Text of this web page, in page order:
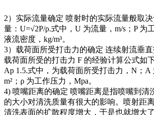
2）实际流量确定 喷射时的实际流量般取
量：U=√2P/ρ.式中，U 为流量，m/s；P 为
液流密度，kg/m³。
3）载荷面所受打击力的确定 连续射流垂直
载荷面所受的打击力 F 的经验计算公式如
Ap 1.5.式中，为载荷面所受打击力，N；A
m²；ρ 为工作压力，Mpa。
4) 喷嘴距离的确定 喷嘴距离是指喷嘴到清
的大小对清洗质量有很大的影响。喷射距
清洗表面的扩散程度增大，于是也就增大